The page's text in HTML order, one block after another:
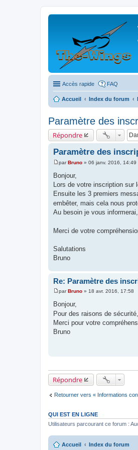
Accès rapide FAQ
Accueil Index du forum
Paramètre des
Répondre
Paramètre des
M
s
s
g
e
parBruno » 06 janv. 2016, 14:49
Bonjour,
Lors de votre inscription sur
Ensuite les 3 premiers
embêter, mais cela nous
Au besoin je vous
Merci de votre
Salutations
Bruno
Re: Paramètre des
M
s
s
g
e
parBruno » 18 avr. 2016, 17:58
Bonjour,
Pour des raisons de
Merci pour votre
Bruno
Répondre
Retourner vers « Informations
QUI EST EN LIGNE
Utilisateurs parcourant ce forum :
Accueil Index du forum